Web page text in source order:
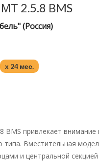
2.5.8 BMS
(Россия)
x 24 мес.
привлекает внимание
типа. Вместительная
и центральной